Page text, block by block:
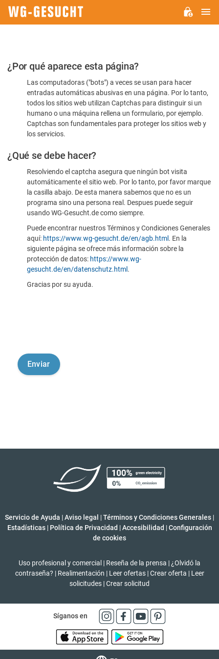
Por
favor,
confirme
humano
¿Por qué aparece esta página?
Las computadoras ("bots") a veces se usan para hacer
entradas automáticas abusivas en una página. Por lo tanto,
todos los sitios web utilizan Captchas para distinguir si un
humano o una máquina rellena un formulario, por ejemplo.
Captchas son fundamentales para proteger los sitios web y
los servicios.
¿Qué se debe hacer?
Resolviendo el captcha asegura que ningún bot visita
automáticamente el sitio web. Por lo tanto, por favor marque
la casilla abajo. De esta manera sabemos que no es un
programa sino una persona real. Despues puede seguir
usando WG-Gesucht.de como siempre.
Puede encontrar nuestros Términos y Condiciones Generales
aquí: https://www.wg-gesucht.de/en/agb.html . En la
siguiente página se ofrece más información sobre la
protección de datos: https://www.wg-
gesucht.de/en/datenschutz.html .
Gracias por su ayuda.
Servicio de Ayuda |Aviso legal |Términos y Condiciones Generales |
Estadísticas | Política de Privacidad | Accesibilidad | Configuración
de cookies
Uso profesional y comercial | Reseña de la prensa | ¿Olvidó la
contraseña? | Realimentación | Leer ofertas | Crear oferta | Leer
solicitudes |Crear solicitud
Síganos en